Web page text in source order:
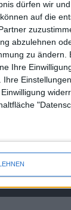
dürfen wir
auf die
abzulehnen
zu ändern.
Ihre
von 70
auf 53
auszahlen